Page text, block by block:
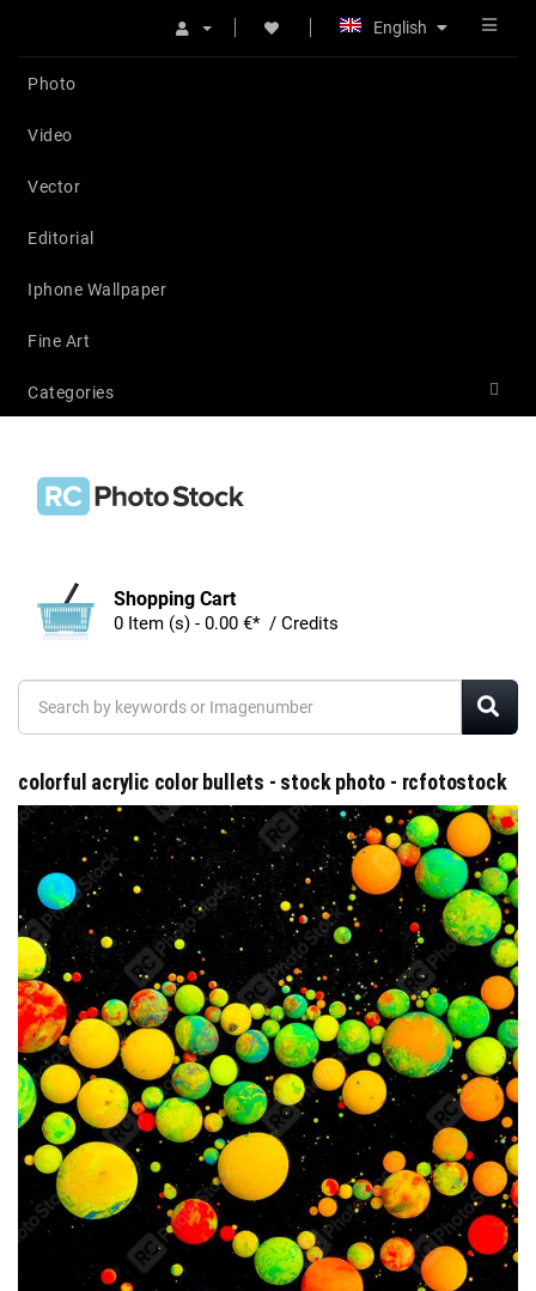
English
Photo
Video
Vector
Editorial
Iphone Wallpaper
Fine Art
Categories
Shopping Cart
0 Item (s) - 0.00 €* / Credits
colorful acrylic color bullets - stock photo - rcfotostock